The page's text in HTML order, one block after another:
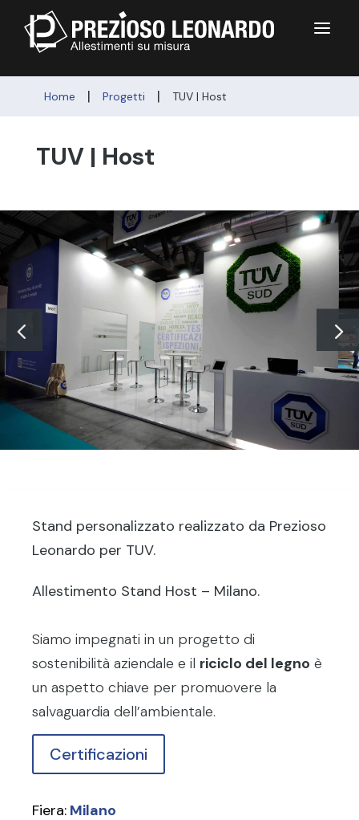
a
Home | Progetti | TUV | Host
TUV | Host
Stand personalizzato realizzato da Prezioso
Leonardo per TUV.
Allestimento Stand Host – Milano.
Siamo impegnati in un progetto di
sostenibilità aziendale e il riciclo del legno è
un aspetto chiave per promuovere la
salvaguardia dell’ambientale.
Certificazioni
Fiera: Milano